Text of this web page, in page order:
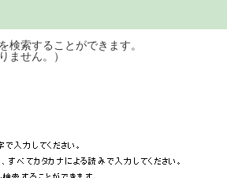
蔵書を検索することがで
ません。）